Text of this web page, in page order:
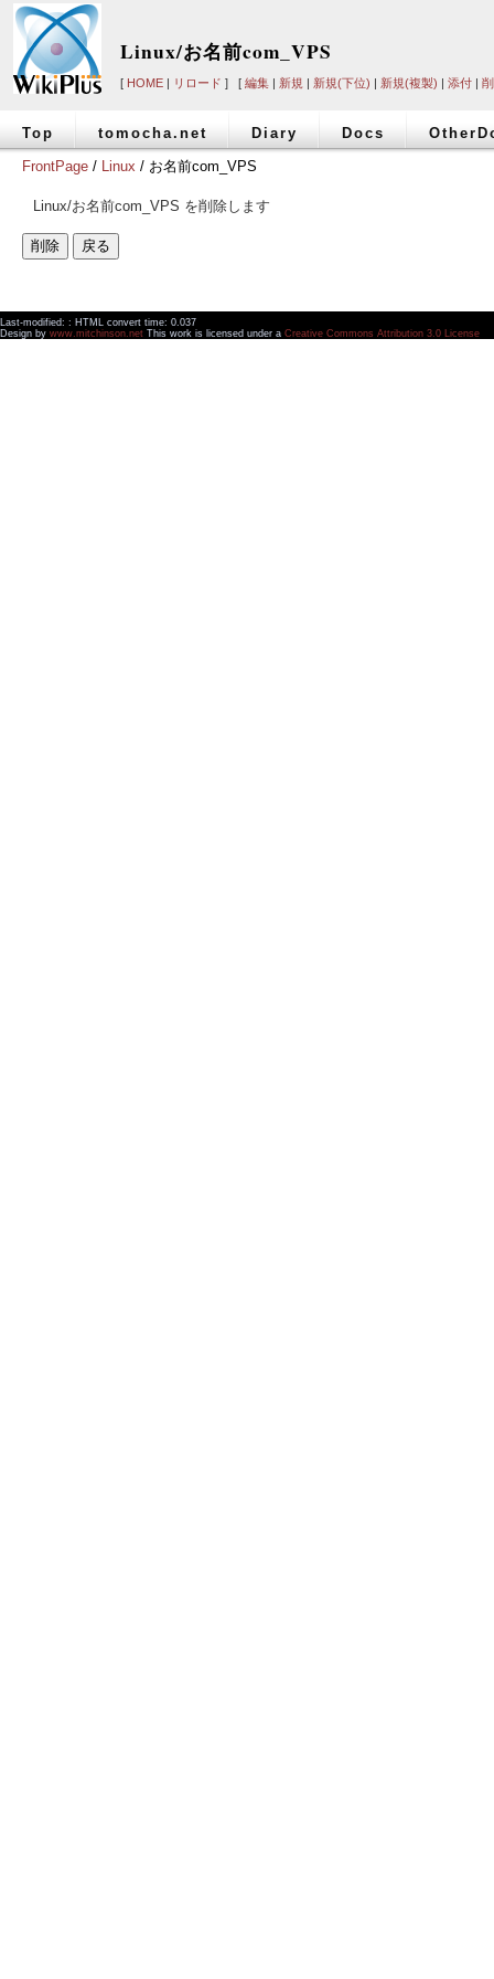
Linux/お名前com_VPS
[ HOME | リロード ] [ 編集 | 新規 | 新規(下位) | 新規(複製) | 添付 |
Top tomocha.net Diary Docs
FrontPage / Linux / お名前com_VPS
Linux/お名前com_VPS を削除します
Last-modified: : HTML convert time: 0.037
Design by www.mitchinson.net This work is licensed under a Creative Commons Attribution 3.0 License